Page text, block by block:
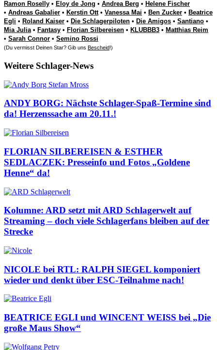
Ramon Roselly • Eloy de Jong • Andrea Berg • Helene Fischer
• Andreas Gabalier • Kerstin Ott• Vanessa Mai • Ben Zucker • Beatrice
Egli • Roland Kaiser • Die Schlagerpiloten • Die Amigos • Santiano •
Mia Julia• Fantasy • Florian Silbereisen • KLUBBB3 • Matthias Reim
• Sarah Connor • Semino Rossi
(Du vermisst Deinen Star? Gib uns Bescheid!)
Weitere Schlager-News
ANDY BORG: Nächste Schlager-Spaß-Termine sind
da! Herzenssache am 20.11.!
FLORIAN SILBEREISEN & ESTHER
SEDLACZEK: Presseinfo und Fotos „Goldene
Henne“ da!
Kolumne: ARD setzt mit ARD Schlagerwelt auf
Streaming – doch viele Schlagerfans bleiben auf der
Strecke
NICOLE bei RTL: RALPH SIEGEL komponiert
wieder und denkt über ESC-Teilnahme nach!
BEATRICE EGLI und WINCENT WEISS bei „Die
große Maus Show“